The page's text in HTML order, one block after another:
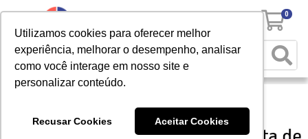
Utilizamos cookies para oferecer melhor
experiência, melhorar o desempenho, analisar
como você interage em nosso site e
personalizar conteúdo.
Recusar Cookies Aceitar Cookies
0